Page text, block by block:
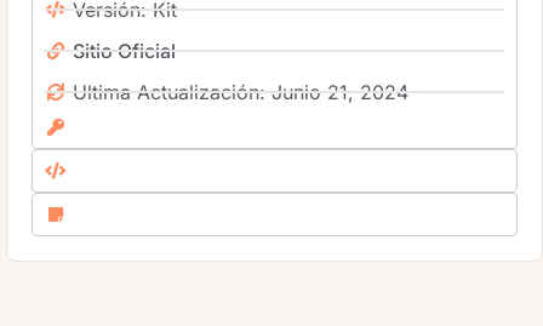
Versión: Kit
Sitio Oficial
Ultima Actualización: Junio 21, 2024